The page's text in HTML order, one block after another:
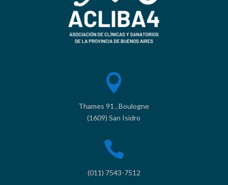

Thames 91 , Boulogne
(1609) San Isidro

(011) 7543-7512